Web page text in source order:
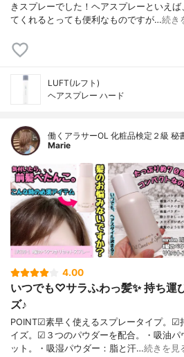
きスプレーでした！ヘアスプレーといえ
てくれるとっても便利なものですが…続き
LUFT(ルフト)
ヘアスプレー ハード
働くアラサーOL 化粧品検定２級 秘
Marie
4.00
いつでも♡サラふわっ髪✨ 持ち運
ズ♪
POINT☑素早く使えるスプレータイプ。☑
イズ。☑３つのパウダーを配合。・吸油パ
ット。・吸湿パウダー：脂と汗…続きを見